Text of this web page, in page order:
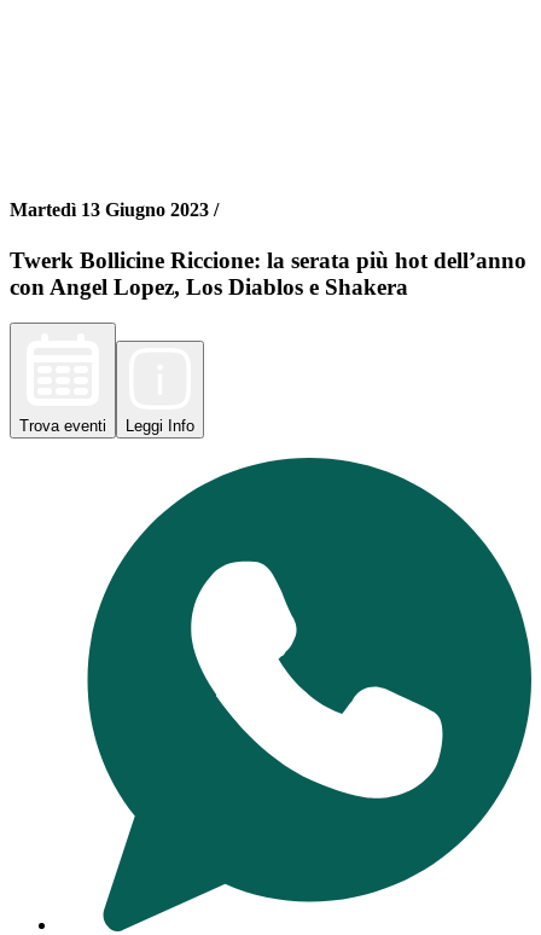
Martedì 13 Giugno 2023 /
Twerk Bollicine Riccione: la serata più hot dell’anno
con Angel Lopez, Los Diablos e Shakera
Trova eventi Leggi Info